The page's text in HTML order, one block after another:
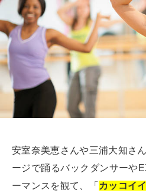
安室奈美恵さんや三浦大知さ
ージで踊るバックダンサーや
ーマンスを観て、「 カッコイイ